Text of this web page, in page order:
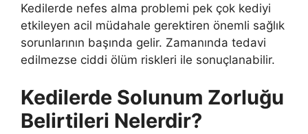
Kedilerde nefes alma problemi pek çok kediyi
etkileyen acil müdahale gerektiren önemli sağlık
sorunlarının başında gelir. Zamanında tedavi
edilmezse ciddi ölüm riskleri ile sonuçlanabilir.
Kedilerde Solunum Zorluğu
Belirtileri Nelerdir?